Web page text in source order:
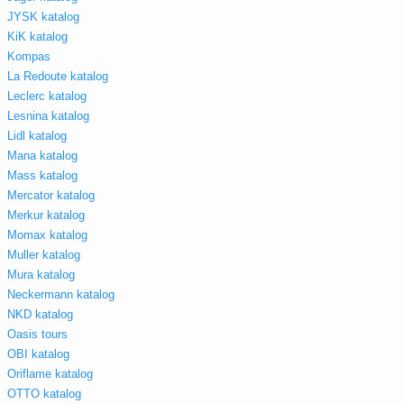
JYSK katalog
KiK katalog
Kompas
La Redoute katalog
Leclerc katalog
Lesnina katalog
Lidl katalog
Mana katalog
Mass katalog
Mercator katalog
Merkur katalog
Momax katalog
Muller katalog
Mura katalog
Neckermann katalog
NKD katalog
Oasis tours
OBI katalog
Oriflame katalog
OTTO katalog